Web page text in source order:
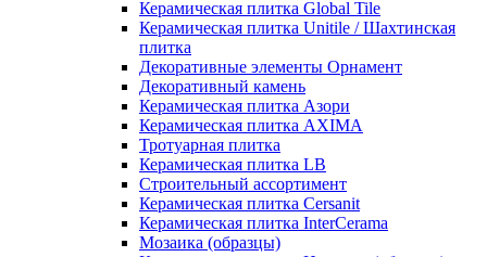
Керамическая плитка Global Tile
Керамическая плитка Unitile / Шахтинская
плитка
Декоративные элементы Орнамент
Декоративный камень
Керамическая плитка Азори
Керамическая плитка AXIMA
Тротуарная плитка
Керамическая плитка LB
Строительный ассортимент
Керамическая плитка Cersanit
Керамическая плитка InterCerama
Мозаика (образцы)